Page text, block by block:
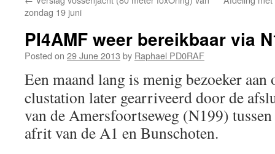
zondag 19 juni
PI4AMF weer bereikbaar via
Posted on 29 June 2013 by Raphael PD0RAF
Een maand lang is menig bezoeker aan
clustation later gearriveerd door de
van de Amersfoortseweg (N199) tussen
afrit van de A1 en Bunschoten.